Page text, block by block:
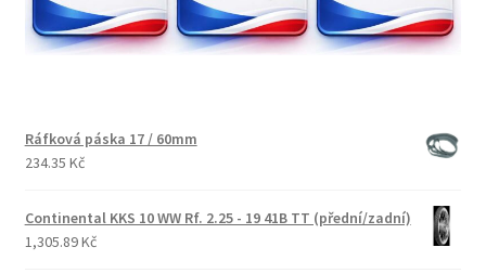
Ráfková páska 17 / 60mm
234.35 Kč
Continental KKS 10 WW Rf. 2.25 - 19 41B TT (přední/zadní)
1,305.89 Kč